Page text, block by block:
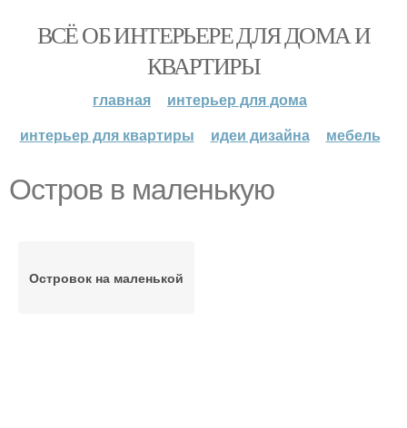
ВСЁ ОБ ИНТЕРЬЕРЕ ДЛЯ ДОМА И
КВАРТИРЫ
главная
интерьер для дома
интерьер для квартиры
идеи дизайна мебель
Остров в маленькую
Островок на маленькой